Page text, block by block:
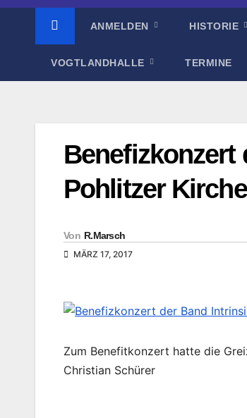
ANMELDEN HISTORIE
VOGTLANDHALLE TERMINE
Benefizkonzert
Pohlitzer Kirche
Von R.Marsch
MÄRZ 17, 2017
Zum Benefitkonzert hatte die
Christian Schürer